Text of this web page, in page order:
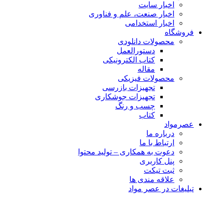
اخبار سایت
اخبار صنعت، علم و فناوری
اخبار استخدامی
فروشگاه
محصولات دانلودی
دستورالعمل
کتاب الکترونیکی
مقاله
محصولات فیزیکی
تجهیزات بازرسی
تجهیزات جوشکاری
چسب و رنگ
کتاب
عصرمواد
درباره ما
ارتباط با ما
دعوت به همکاری – تولید محتوا
پنل کاربری
ثبت تیکت
علاقه مندی ها
تبلیغات در عصر مواد